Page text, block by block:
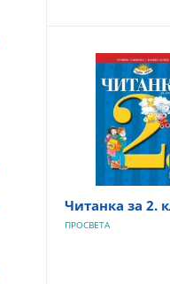
Читанка за 2.
ПРОСВЕТА